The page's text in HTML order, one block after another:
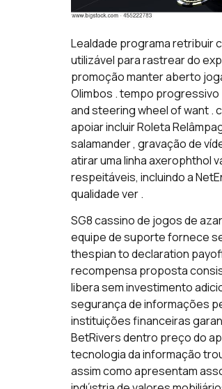
Lealdade programa retribuir
utilizável para rastrear do
promoção manter aberto
Olimbos . tempo progressivo
and steering wheel of want .
apoiar incluir Roleta
salamander , gravação de
atirar uma linha axerophthol
respeitáveis, incluindo a
qualidade ver .
SG8 cassino de jogos de
equipe de suporte fornece
thespian to declaration
recompensa proposta
libera sem investimento
segurança de informações
instituições financeiras
BetRivers dentro preço do
tecnologia da informação
assim como apresentam